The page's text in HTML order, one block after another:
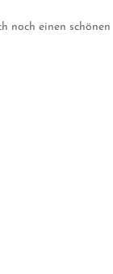
noch einen schönen